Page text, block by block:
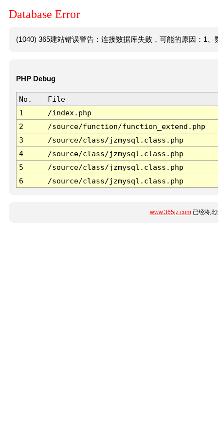
Database Error
(1040) 365建站错误警告：连接数据库失败，可能的原因：1、
PHP Debug
No. File
1
/index.php
2
/source/function/function_extend.php
3
/source/class/jzmysql.class.php
4
/source/class/jzmysql.class.php
5
/source/class/jzmysql.class.php
6
/source/class/jzmysql.class.php
www.365jz.com已经将此